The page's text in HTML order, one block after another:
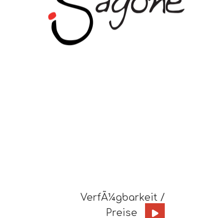
VerfÃ¼gbarkeit /
Preise